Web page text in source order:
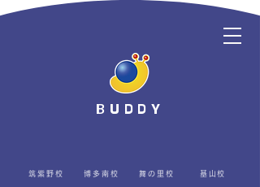
BUDDY
筑紫野校 博多南校 舞の里校 基山校